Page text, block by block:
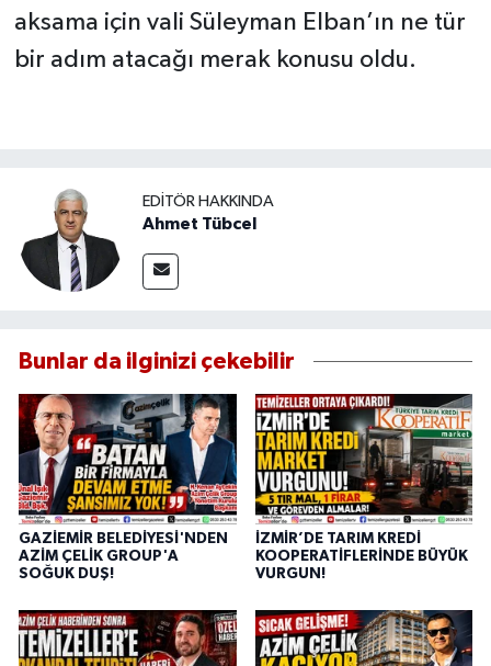
aksama için vali Süleyman Elban’ın ne tür
bir adım atacağı merak konusu oldu.
EDITÖR HAKKINDA
Ahmet Tübcel
Bunlar da ilginizi çekebilir
GAZİEMİR BELEDİYESİ'NDEN
AZİM ÇELİK GROUP'A
SOĞUK DUŞ!
İZMİR’DE TARIM KREDİ
KOOPERATİFLERİNDE BÜYÜK
VURGUN!